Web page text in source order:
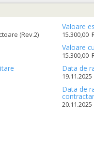
(Rev.2)
Valoare
15.300,00
Valoare
15.300,00
Data de
19.11.2025
Data de
20.11.2025